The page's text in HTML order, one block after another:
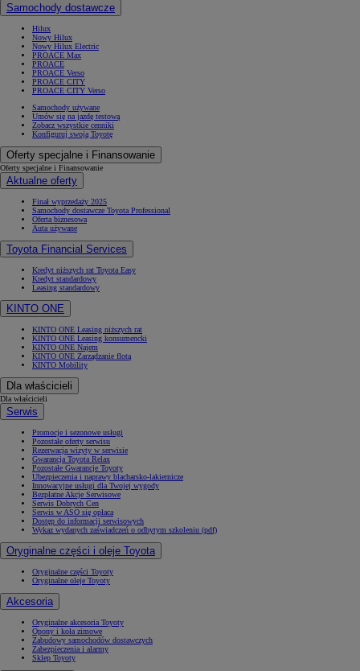
Samochody dostawcze
Hilux
Nowy Hilux
Nowy Hilux Electric
PROACE Max
PROACE
PROACE Verso
PROACE CITY
PROACE CITY Verso
Samochody używane
Umów się na jazdę testową
Zobacz wszystkie cenniki
Konfiguruj swoją Toyotę
Oferty specjalne i Finansowanie
Oferty specjalne i Finansowanie
Aktualne oferty
Finał wyprzedaży 2025
Samochody dostawcze Toyota Professional
Oferta biznesowa
Auta używane
Toyota Financial Services
Kredyt niższych rat Toyota Easy
Kredyt standardowy
Leasing standardowy
KINTO ONE
KINTO ONE Leasing niższych rat
KINTO ONE Leasing konsumencki
KINTO ONE Najem
KINTO ONE Zarządzanie flotą
KINTO Mobility
Dla właścicieli
Dla właścicieli
Serwis
Promocje i sezonowe usługi
Pozostałe oferty serwisu
Rezerwacja wizyty w serwisie
Gwarancja Toyota Relax
Pozostałe Gwarancje Toyoty
Ubezpieczenia i naprawy blacharsko-lakiernicze
Innowacyjne usługi dla Twojej wygody
Bezpłatne Akcje Serwisowe
Serwis Dobrych Cen
Serwis w ASO się opłaca
Dostęp do informacji serwisowych
Wykaz wydanych zaświadczeń o odbytym szkoleniu (pdf)
Oryginalne części i oleje Toyota
Oryginalne części Toyoty
Oryginalne oleje Toyoty
Akcesoria
Oryginalne akcesoria Toyoty
Opony i koła zimowe
Zabudowy samochodów dostawczych
Zabezpieczenia i alarmy
Sklep Toyoty